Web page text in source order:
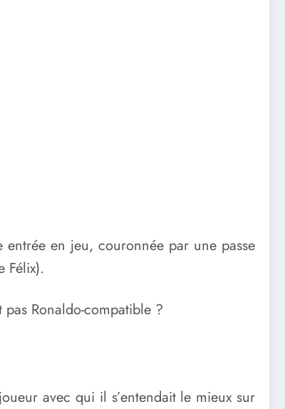
en jeu, couronnée par une passe
Félix).
Ronaldo-compatible ?
avec qui il s’entendait le mieux sur